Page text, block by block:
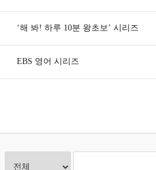
‘해 봐! 하루 10분 왕초보’ 시리즈
EBS 영어 시리즈